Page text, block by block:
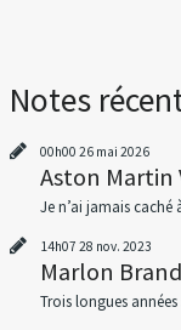
Notes
00h00 26 mai 2026
Aston Martin
Je n’ai jamais
14h07 28 nov. 2023
Marlon
Trois longues